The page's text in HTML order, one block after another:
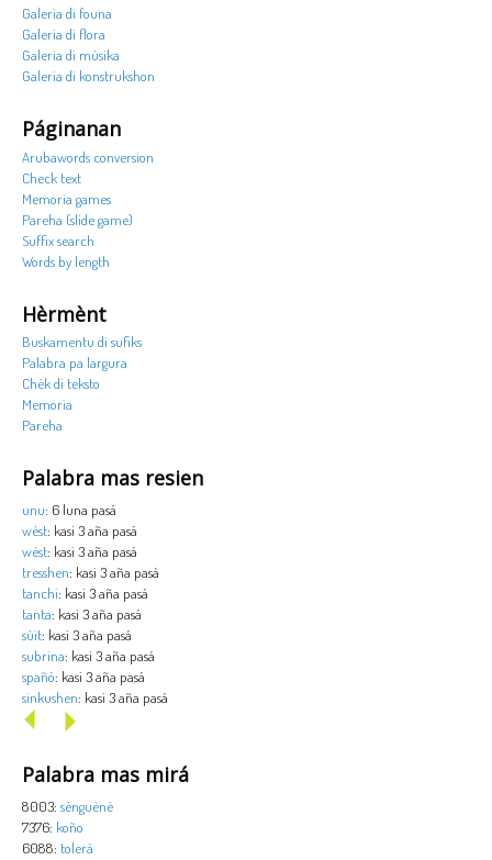
Galeria di founa
Galeria di flora
Galeria di músika
Galeria di konstrukshon
Páginanan
Arubawords conversion
Check text
Memoria games
Pareha (slide game)
Suffix search
Words by length
Hèrmènt
Buskamentu di sufiks
Palabra pa largura
Chèk di teksto
Memoria
Pareha
Palabra mas resien
unu: 6 luna pasá
wèst: kasi 3 aña pasá
wèst: kasi 3 aña pasá
tresshen: kasi 3 aña pasá
tanchi: kasi 3 aña pasá
tanta: kasi 3 aña pasá
sùit: kasi 3 aña pasá
subrina: kasi 3 aña pasá
spañó: kasi 3 aña pasá
sinkushen: kasi 3 aña pasá
Palabra mas mirá
8003: sènguènè
7376: koño
6088: tolerá